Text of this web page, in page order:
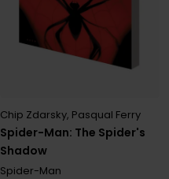
,Kelly Thompson ,Michael
Spider-Man: The Spider's
Shadow
Chip Zdarsky, Pasqual Ferry
Spider-Man